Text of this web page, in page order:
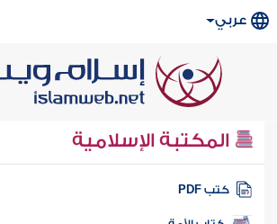
عربي
المكتبة الإسلامية
كتب PDF